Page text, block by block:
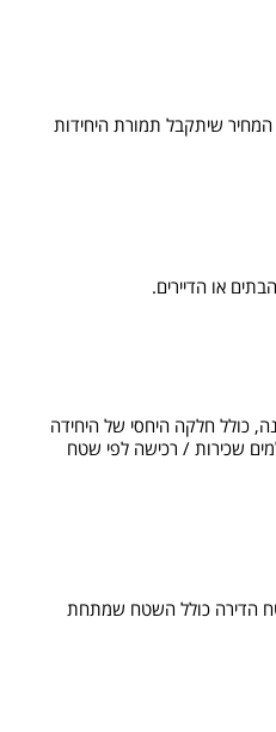
המחיר שיתקבל תמורת היחידות
או הדיירים.
כולל חלקה היחסי של היחידה
שכירות / רכישה לפי שטח
הדירה כולל השטח שמתחת